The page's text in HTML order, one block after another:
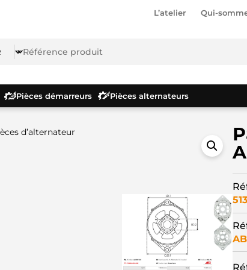
L’atelier Qui-
Pièces démarreurs Pièces alternateurs
d’alternateur